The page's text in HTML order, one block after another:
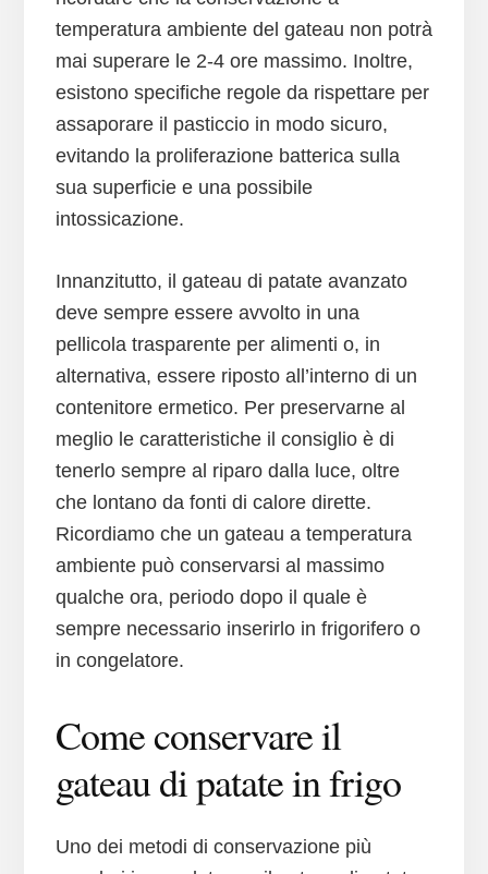
temperatura ambiente del gateau non potrà
mai superare le 2-4 ore massimo. Inoltre,
esistono specifiche regole da rispettare per
assaporare il pasticcio in modo sicuro,
evitando la proliferazione batterica sulla
sua superficie e una possibile
intossicazione.
Innanzitutto, il gateau di patate avanzato
deve sempre essere avvolto in una
pellicola trasparente per alimenti o, in
alternativa, essere riposto all’interno di un
contenitore ermetico. Per preservarne al
meglio le caratteristiche il consiglio è di
tenerlo sempre al riparo dalla luce, oltre
che lontano da fonti di calore dirette.
Ricordiamo che un gateau a temperatura
ambiente può conservarsi al massimo
qualche ora, periodo dopo il quale è
sempre necessario inserirlo in frigorifero o
in congelatore.
Come conservare il
gateau di patate in frigo
Uno dei metodi di conservazione più